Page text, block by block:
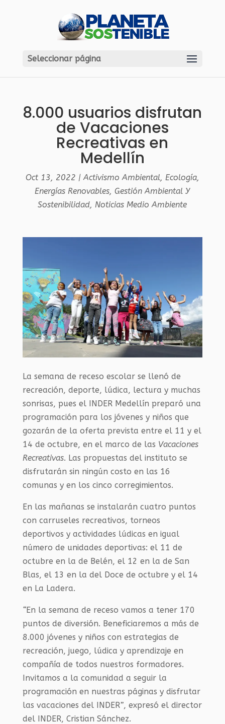
Seleccionar página
8.000 usuarios disfrutan
de Vacaciones
Recreativas en
Medellín
Oct 13, 2022 |Activismo Ambiental, Ecología,
Energías Renovables,Gestión Ambiental Y
Sostenibilidad,Noticias Medio Ambiente
La semana de receso escolar se llenó de
recreación, deporte, lúdica, lectura y muchas
sonrisas, pues el INDER Medellín preparó una
programación para los jóvenes y niños que
gozarán de la oferta prevista entre el 11 y el
14 de octubre, en el marco de las Vacaciones
Recreativas. Las propuestas del instituto se
disfrutarán sin ningún costo en las 16
comunas y en los cinco corregimientos.
En las mañanas se instalarán cuatro puntos
con carruseles recreativos, torneos
deportivos y actividades lúdicas en igual
número de unidades deportivas: el 11 de
octubre en la de Belén, el 12 en la de San
Blas, el 13 en la del Doce de octubre y el 14
en La Ladera.
“En la semana de receso vamos a tener 170
puntos de diversión. Beneficiaremos a más de
8.000 jóvenes y niños con estrategias de
recreación, juego, lúdica y aprendizaje en
compañía de todos nuestros formadores.
Invitamos a la comunidad a seguir la
programación en nuestras páginas y disfrutar
las vacaciones del INDER”, expresó el director
del INDER, Cristian Sánchez.